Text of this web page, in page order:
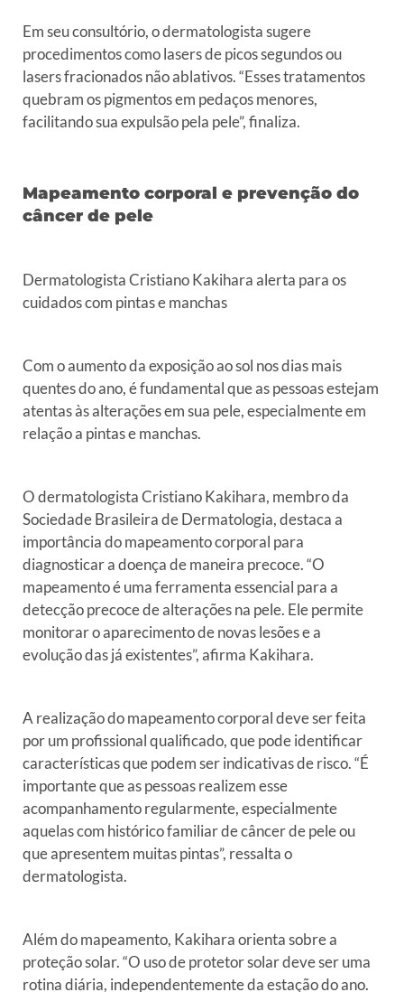
Em seu consultório, o dermatologista sugere
procedimentos como lasersde picos segundos ou
lasers fracionados não ablativos. “Essestratamentos
quebram os pigmentos em pedaços menores,
facilitando suaexpulsão pela pele”, finaliza.
Mapeamento corporal e prevenção do
câncer de pele
Dermatologista Cristiano Kakihara alerta para os
cuidadoscom pintas e manchas
Com o aumento da exposição ao sol nos dias mais
quentes do ano, éfundamental que as pessoas estejam
atentas às alterações em sua pele,especialmente em
relação a pintas e manchas.
O dermatologista Cristiano Kakihara, membro da
Sociedade Brasileira deDermatologia, destaca a
importância do mapeamento corporal para
diagnosticar a doença de maneira precoce. “O
mapeamento é umaferramenta essencial para a
detecção precoce de alterações na pele. Ele permite
monitorar o aparecimento de novas lesões e a
evolução dasjá existentes”, afirma Kakihara.
A realização do mapeamento corporal deve ser feita
por um profissional qualificado, que pode identificar
características quepodem ser indicativas de risco. “É
importante que as pessoas realizemesse
acompanhamento regularmente, especialmente
aquelas com históricofamiliar de câncer de pele ou
que apresentem muitas pintas”, ressaltao
dermatologista.
Além do mapeamento, Kakihara orienta sobre a
proteção solar. “O uso de protetor solar deve ser uma
rotina diária, independentemente daestação do ano.